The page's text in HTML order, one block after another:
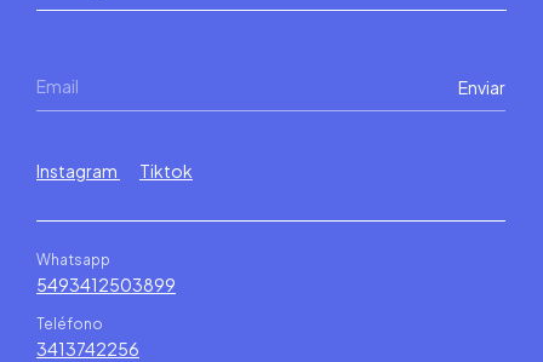
Instagram Tiktok
Whatsapp
5493412503899
Teléfono
3413742256